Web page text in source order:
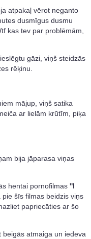
atpakaļ vērot neganto
dusmīgus dusmu
kas tev par problēmām,
gāzi, viņš steidzās
rēķinu.
mājup, viņš satika
ar lielām krūtīm, piķa
bija jāparasa viņas
hentai pornofilmas ''I
šīs filmas beidzis viņs
papriecāties ar šo
atmaiga un iedeva